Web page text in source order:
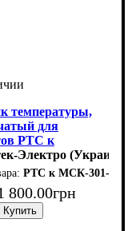
температуры,
для
PTC к
5
Электро (Украина)
PTC к МСК-301-5
800.00грн